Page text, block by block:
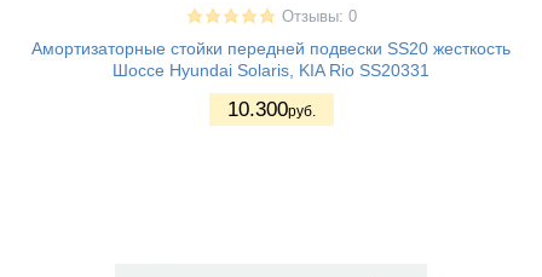
Отзывы: 0
Амортизаторные стойки передней подвески SS20 жесткость
Шоссе Hyundai Solaris, KIA Rio SS20331
10.300руб.